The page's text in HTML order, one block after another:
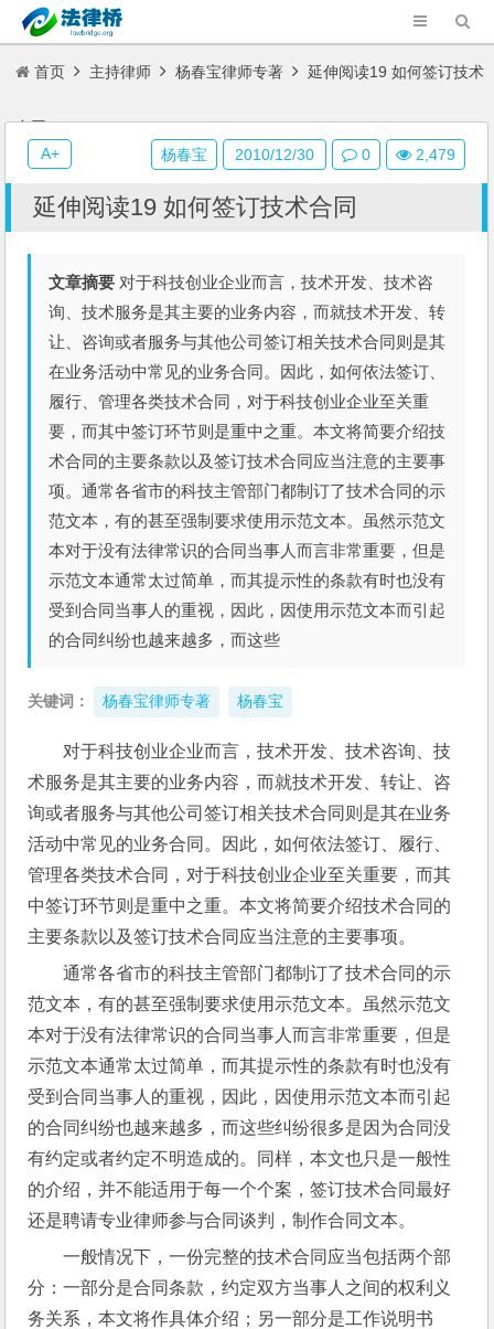
首页 主持律师 杨春宝律师专著 延伸阅读19 如何签订技术
合同
延伸阅读19 如何签订技术合同
文章摘要 对于科技创业企业而言，技术开发、技术咨
询、技术服务是其主要的业务内容，而就技术开发、转
让、咨询或者服务与其他公司签订相关技术合同则是其
在业务活动中常见的业务合同。因此，如何依法签订、
履行、管理各类技术合同，对于科技创业企业至关重
要，而其中签订环节则是重中之重。本文将简要介绍技
术合同的主要条款以及签订技术合同应当注意的主要事
项。通常各省市的科技主管部门都制订了技术合同的示
范文本，有的甚至强制要求使用示范文本。虽然示范文
本对于没有法律常识的合同当事人而言非常重要，但是
示范文本通常太过简单，而其提示性的条款有时也没有
受到合同当事人的重视，因此，因使用示范文本而引起
的合同纠纷也越来越多，而这些
关键词： 杨春宝律师专著 杨春宝
对于科技创业企业而言，技术开发、技术咨询、技
术服务是其主要的业务内容，而就技术开发、转让、咨
询或者服务与其他公司签订相关技术合同则是其在业务
活动中常见的业务合同。因此，如何依法签订、履行、
管理各类技术合同，对于科技创业企业至关重要，而其
中签订环节则是重中之重。本文将简要介绍技术合同的
主要条款以及签订技术合同应当注意的主要事项。
通常各省市的科技主管部门都制订了技术合同的示
范文本，有的甚至强制要求使用示范文本。虽然示范文
本对于没有法律常识的合同当事人而言非常重要，但是
示范文本通常太过简单，而其提示性的条款有时也没有
受到合同当事人的重视，因此，因使用示范文本而引起
的合同纠纷也越来越多，而这些纠纷很多是因为合同没
有约定或者约定不明造成的。同样，本文也只是一般性
的介绍，并不能适用于每一个个案，签订技术合同最好
还是聘请专业律师参与合同谈判，制作合同文本。
一般情况下，一份完整的技术合同应当包括两个部
分：一部分是合同条款，约定双方当事人之间的权利义
务关系，本文将作具体介绍；另一部分是工作说明书
杨春宝 2010/12/30 0 2,479
A+